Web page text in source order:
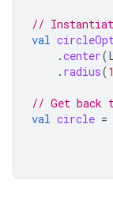
//
val
.
.
// Get
val circle